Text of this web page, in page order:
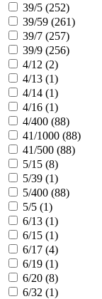
39/5 (252)
39/59 (261)
39/7 (257)
39/9 (256)
4/12 (2)
4/13 (1)
4/14 (1)
4/16 (1)
4/400 (88)
41/1000 (88)
41/500 (88)
5/15 (8)
5/39 (1)
5/400 (88)
5/5 (1)
6/13 (1)
6/15 (1)
6/17 (4)
6/19 (1)
6/20 (8)
6/32 (1)